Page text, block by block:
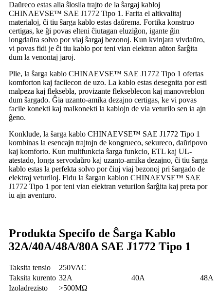
Daŭreco estas alia ŝlosila trajto de la ŝargaj kabloj
CHINAEVSE™️ SAE J1772 Tipo 1. Farita el altkvalitaj
materialoj, ĉi tiu ŝarga kablo estas daŭrema. Fortika konstruo
certigas, ke ĝi povas elteni ĉiutagan eluziĝon, igante ĝin
longdaŭra solvo por viaj ŝargaj bezonoj. Kun kvinjara vivdaŭro,
vi povas fidi je ĉi tiu kablo por teni vian elektran aŭton ŝarĝita
dum la venontaj jaroj.
Plie, la ŝarga kablo CHINAEVSE™️ SAE J1772 Tipo 1 ofertas
komforton kaj facilecon de uzo. La kablo estas desegnita por esti
malpeza kaj fleksebla, provizante flekseblecon kaj manovreblon
dum ŝargado. Ĝia uzanto-amika dezajno certigas, ke vi povas
facile konekti kaj malkonekti la kablojn de via veturilo sen ia ajn
ĝeno.
Konklude, la ŝarga kablo CHINAEVSE™️ SAE J1772 Tipo 1
kombinas la esencajn trajtojn de kongrueco, sekureco, daŭripovo
kaj komforto. Kun multfunkcia ŝarga funkcio, ETL kaj UL-
atestado, longa servodaŭro kaj uzanto-amika dezajno, ĉi tiu ŝarga
kablo estas la perfekta solvo por ĉiuj viaj bezonoj pri ŝargado de
elektraj veturiloj. Fidu la ŝargan kablon CHINAEVSE™️ SAE
J1772 Tipo 1 por teni vian elektran veturilon ŝarĝita kaj preta por
iu ajn aventuro.
Produkta Specifo de Ŝarga Kablo
32A/40A/48A/80A SAE J1772 Tipo 1
Taksita tensio
250VAC
Taksita kurento 32A 40A
48A
Izoladrezisto
>500MΩ